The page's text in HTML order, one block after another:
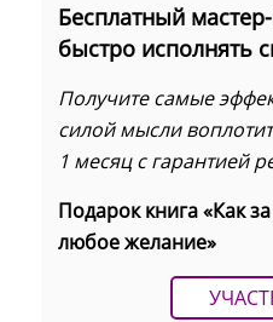
Бесплатный
быстро исполнять
Получите самые
силой мысли
1 месяц с гарантией
Подарок книга «Как
любое желание»